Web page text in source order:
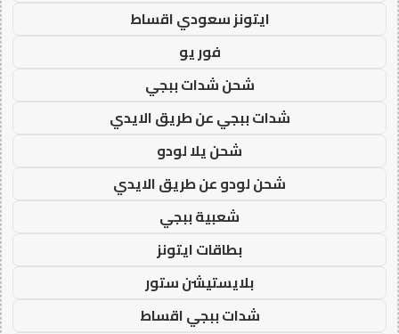
ايتونز سعودي اقساط
فور يو
شحن شدات ببجي
شدات ببجي عن طريق الايدي
شحن يلا لودو
شحن لودو عن طريق الايدي
شعبية ببجي
بطاقات ايتونز
بلايستيشن ستور
شدات ببجي اقساط